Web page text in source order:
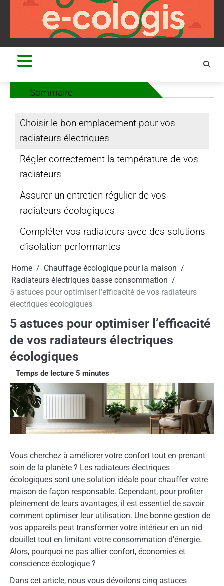
Home
Chauffage écologique pour la maison
Radiateurs électriques basse consommation
5 astuces pour optimiser l’efficacité de vos radiateurs
électriques écologiques
5 astuces pour optimiser l’efficacité
de vos radiateurs électriques
écologiques
Vous cherchez à améliorer votre confort tout en prenant
soin de la planète ? Les radiateurs électriques
écologiques sont une solution idéale pour chauffer votre
maison de façon responsable. Cependant, pour profiter
pleinement de leurs avantages, il est essentiel de savoir
comment optimiser leur utilisation. Une bonne gestion de
vos appareils peut transformer votre intérieur en un nid
douillet tout en limitant votre consommation d'énergie.
Alors, pourquoi ne pas allier confort, économies et
conscience écologique ?
Dans cet article, nous vous dévoilons cinq astuces
Sommaire
Choisir le bon emplacement pour vos
radiateurs électriques
Régler correctement la température de vos
radiateurs
Assurer un entretien régulier de vos
radiateurs écologiques
Compléter vos radiateurs avec des solutions
d’isolation performantes